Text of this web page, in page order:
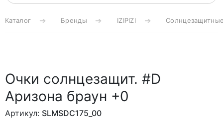
Каталог Бренды IZIPIZI
Очки солнцезащит. #D
Аризона браун +0
Артикул: SLMSDC175_00